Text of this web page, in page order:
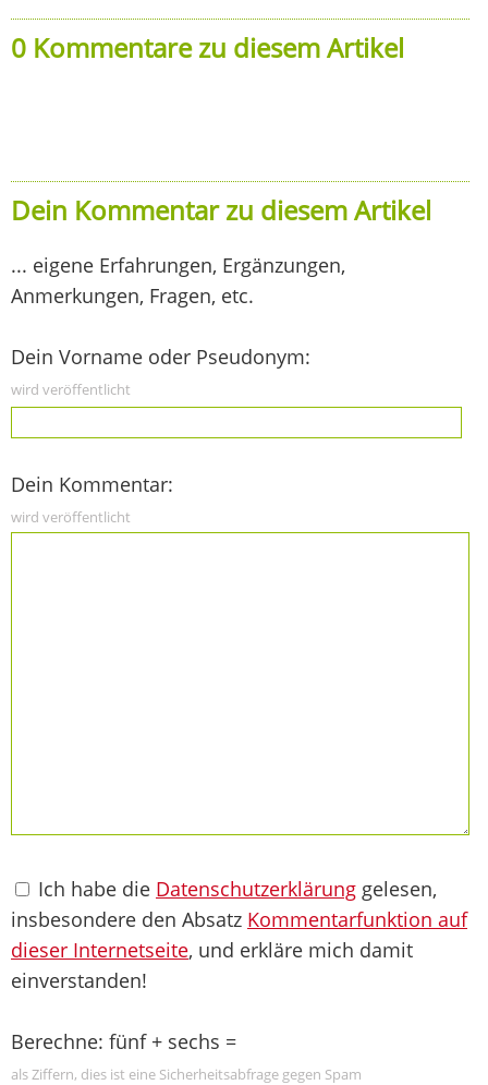
0 Kommentare zu diesem Artikel
Dein Kommentar zu diesem Artikel
... eigene Erfahrungen, Ergänzungen,
Anmerkungen, Fragen, etc.
Dein Vorname oder Pseudonym:
wird veröffentlicht
Dein Kommentar:
wird veröffentlicht
Ich habe die Datenschutzerklärung gelesen,
insbesondere den Absatz Kommentarfunktion auf
dieser Internetseite, und erkläre mich damit
einverstanden!
Berechne: fünf + sechs =
als Ziffern, dies ist eine Sicherheitsabfrage gegen Spam